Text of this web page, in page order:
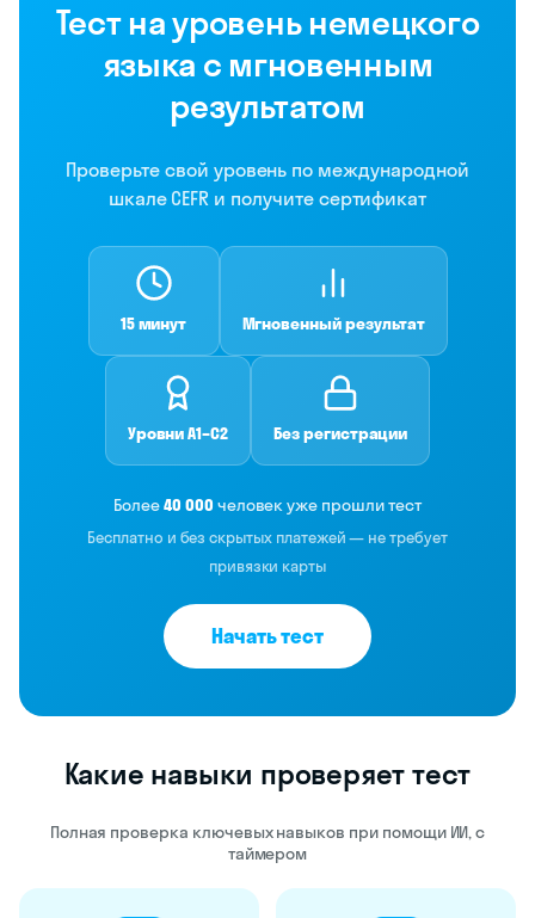
Тест на уровень немецкого
языка с мгновенным
результатом
Проверьте свой уровень по международной
шкале CEFR и получите сертификат
15 минут Мгновенный результат
Уровни A1–C2 Без регистрации
Более40 000 человек уже прошли тест
Бесплатно и без скрытых платежей — не требует
привязки карты
Начать тест
Какие навыки проверяет тест
Полная проверка ключевых навыков при помощи ИИ, с
таймером